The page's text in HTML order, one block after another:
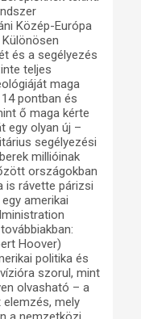
Közép-Európa
és a segélyezés
teljes
maga
pontban és
ő maga kérte
egy olyan új –
segélyezési
millióinak
országokban
is rávette párizsi
amerikai
Hoover)
politika és
szorul, mint
olvasható – a
mely